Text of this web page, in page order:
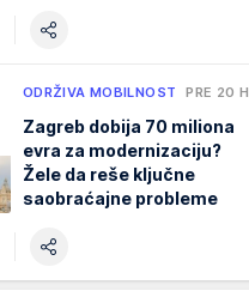
ODRŽIVA MOBILNOST PRE 20 H
Zagreb dobija 70 miliona
evra za modernizaciju?
Žele da reše ključne
saobraćajne probleme